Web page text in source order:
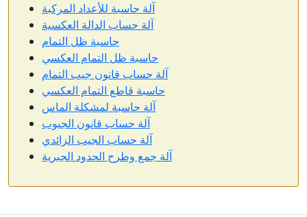
آلة حاسبة للأعداد المركبة
آلة حساب الدالة العكسية
حاسبة ظل التمام
حاسبة ظل التمام العكسي
آلة حساب قانون جيب التمام
حاسبة قاطع التمام العكسي
آلة حاسبة لمشكلة الماس
آلة حساب قانون الجيوب
آلة حساب الجيب الزائدي
آلة جمع وطرح الحدود الجبرية